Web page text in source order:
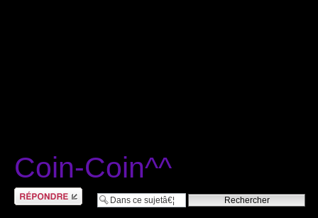
Coin-Coin^^
RÃ©pondre